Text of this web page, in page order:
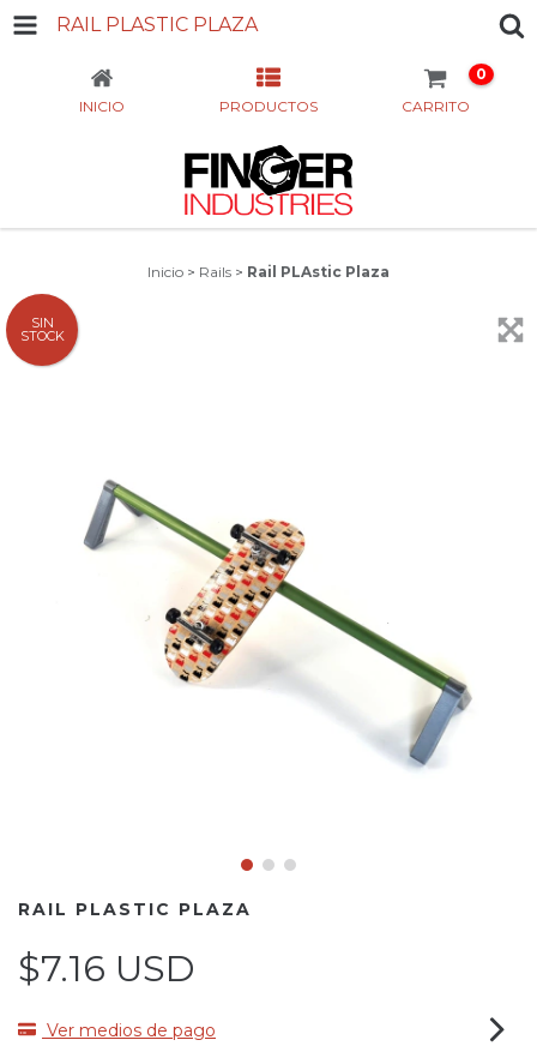
RAIL PLASTIC PLAZA
INICIO PRODUCTOS CARRITO
0
Inicio > Rails > Rail PLAstic Plaza
SIN
STOCK
RAIL PLASTIC PLAZA
$7.16 USD
Ver medios de pago